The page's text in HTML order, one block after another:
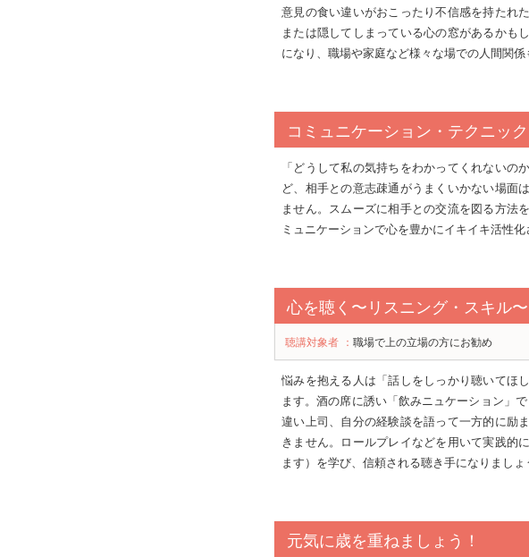
意見の食い違いがおこったり不信感を持たれ
または隠してしまっている心の窓があるかも
になり、職場や家庭など様々な場での人間関係
コミュニケーション・テクニック
「どうして私の気持ちをわかってくれない
ど、相手との意志疎通がうまくいかない場面
ません。スムーズに相手との交流を図る方法
ミュニケーションで心を豊かにイキイキ活性化
心を聴く〜リスニング・スキル〜
聴講対象者 ： 職場で上の立場の方にお勧め
悩みを抱える人は「話しをしっかり聴いてほ
ます。酒の席に誘い「飲みニュケーション」
違い上司、自分の経験談を語って一方的に励
きません。ロールプレイなどを用いて実践的
ます）を学び、信頼される聴き手になりましょ
元気に歳を重ねましょう！